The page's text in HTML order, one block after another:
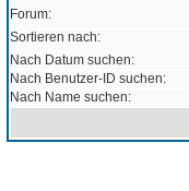
Forum:
Sortieren nach:
Nach Datum suchen:
Nach Benutzer-ID suchen:
Nach Name suchen: